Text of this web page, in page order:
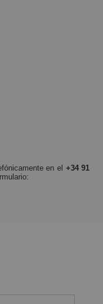
en el +34 91